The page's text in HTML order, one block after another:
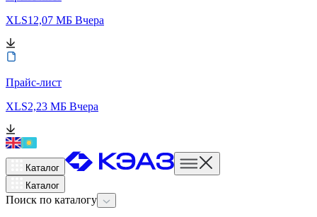
XLS12,07 МБ Вчера
Прайс-лист
XLS2,23 МБ Вчера
Каталог
Каталог
Поиск по каталогу